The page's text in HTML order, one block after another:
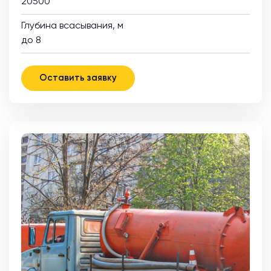
Глубина всасывания, м
до 8
Оставить заявку